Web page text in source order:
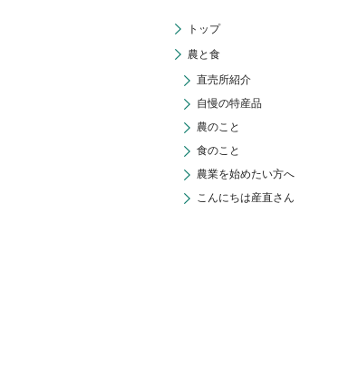
トップ
農と食
直売所紹介
自慢の特産品
農のこと
食のこと
農業を始めたい方へ
こんにちは産直さん